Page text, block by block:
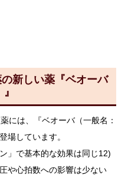
新しい薬『ベオーバ
には、『ベオーバ（一般名：
場しています。
」で基本的な効果は同じ12)
や心拍数への影響は少ない